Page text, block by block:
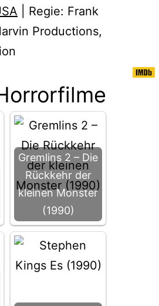
| Regie: Frank
Productions,
Gremlins 2 – Die
Rückkehr der
kleinen Monster
(1990)